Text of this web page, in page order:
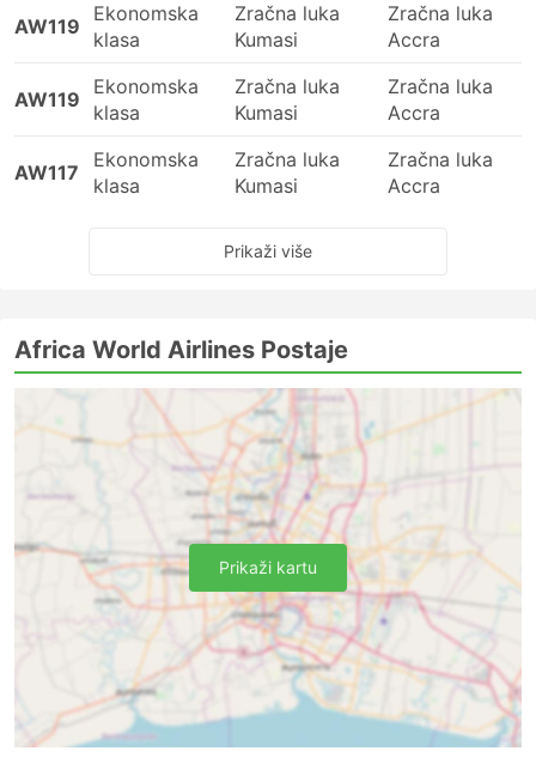
AW119
Ekonomska
klasa
Zračna luka
Kumasi
Zračna luka
Accra
AW119
Ekonomska
klasa
Zračna luka
Kumasi
Zračna luka
Accra
AW117
Ekonomska
klasa
Zračna luka
Kumasi
Zračna luka
Accra
Prikaži više
Africa World Airlines Postaje
Prikaži kartu